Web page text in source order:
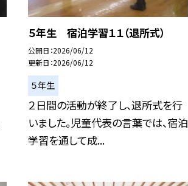
５年生 宿泊学習１１（退所式）
公開日 2026/06/12
更新日 2026/06/12
５年生
２日間の活動が終了し、退所式を行
いました。児童代表の言葉では、宿泊
学習を通して成...